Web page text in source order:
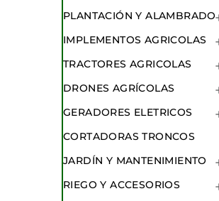
PLANTACIÓN Y ALAMBRADO
IMPLEMENTOS AGRICOLAS
TRACTORES AGRICOLAS
DRONES AGRÍCOLAS
GERADORES ELETRICOS
CORTADORAS TRONCOS
JARDÍN Y MANTENIMIENTO
RIEGO Y ACCESORIOS